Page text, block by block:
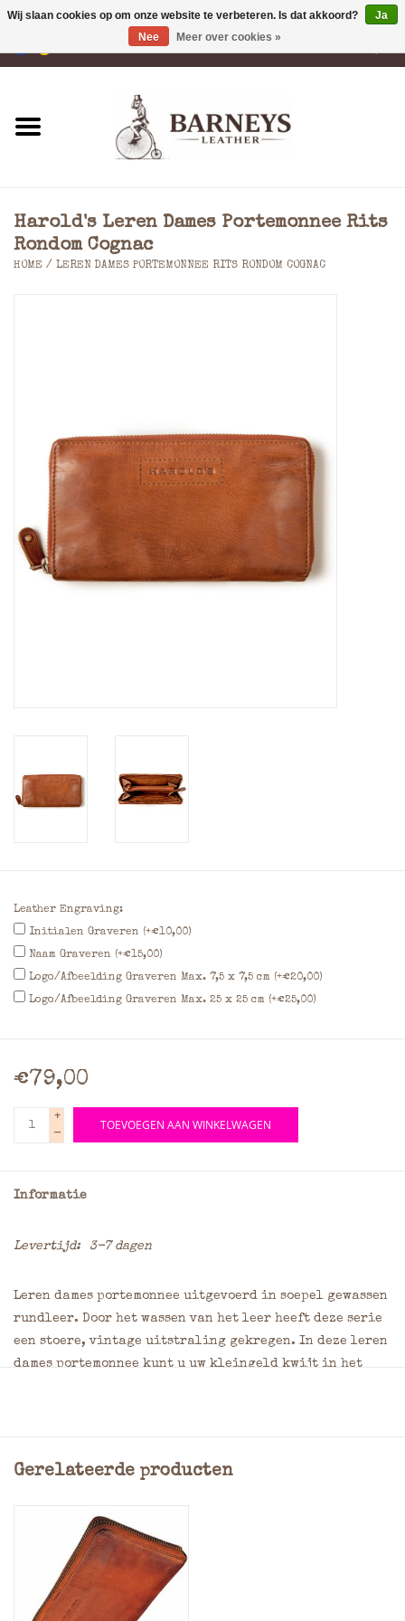
Portemonnees
Rugzakken
Merken
Harold's Leren Dames Portemonnee Rits
Rondom Cognac
HOME / LEREN DAMES PORTEMONNEE RITS RONDOM COGNAC
Leather Engraving:
Initialen Graveren (+€10,00)
Naam Graveren (+€15,00)
Logo/Afbeelding Graveren Max. 7,5 x 7,5 cm (+€20,00)
Logo/Afbeelding Graveren Max. 25 x 25 cm (+€25,00)
€79,00
+
-
TOEVOEGEN AAN WINKELWAGEN
Informatie
Levertijd: 3-7 dagen
Leren dames portemonnee uitgevoerd in soepel gewassen
rundleer. Door het wassen van het leer heeft deze serie
een stoere, vintage uitstraling gekregen. In deze leren
dames portemonnee kunt u uw kleingeld kwijt in het
Min. 12 pasjes
2 verticale steekvakken
Materiaal: Washed rundleer
Afmeting: = 11,0 x 19,0 x 2,0 cm (Hoogte x Breedte x
Dikte)
Kleuren: Cognac, bruin, zwart of groen
Gerelateerde producten
Wij slaan cookies op om onze website te verbeteren. Is dat akkoord?
Ja
Nee
Meer over cookies »